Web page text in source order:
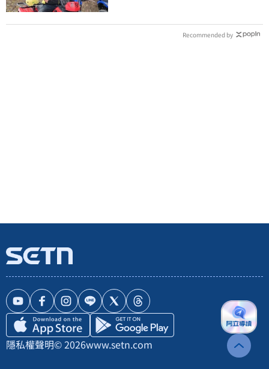
Recommended by
隱私權聲明© 2026www.setn.com